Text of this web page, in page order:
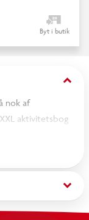
Byt i butik
keyboard_arrow_down
nok af
aktivitetsbog
labyrinter og
og virkelig fine
op til mange
keyboard_arrow_down